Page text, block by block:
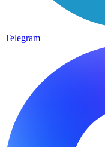
Telegram